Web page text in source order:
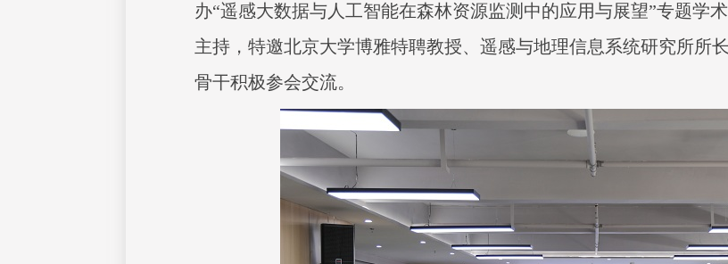
办“遥感大数据与人工智能在森林资源监测中的应用与展望”专题学
主持，特邀北京大学博雅特聘教授、遥感与地理信息系统研究所所
骨干积极参会交流。